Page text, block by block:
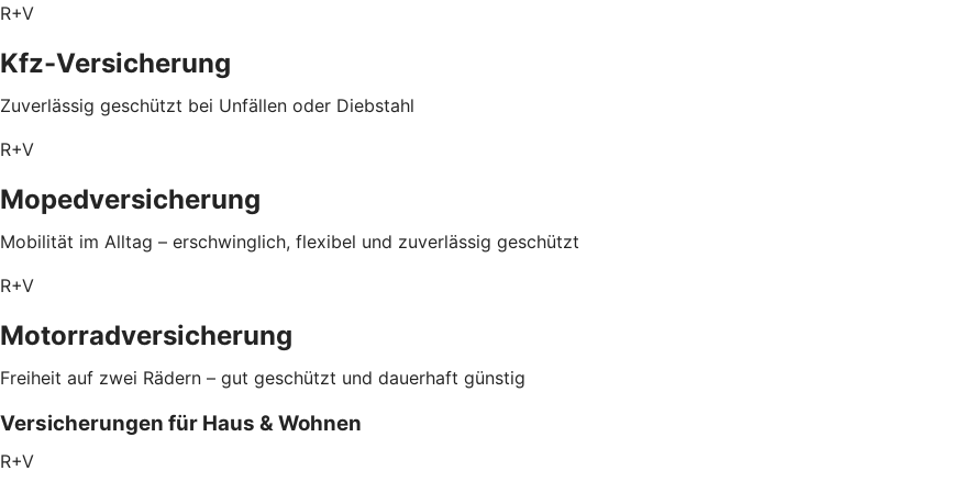
R+V
Kfz-Versicherung
Zuverlässig geschützt bei Unfällen oder Diebstahl
R+V
Mopedversicherung
Mobilität im Alltag – erschwinglich, flexibel und zuverlässig geschützt
R+V
Motorradversicherung
Freiheit auf zwei Rädern – gut geschützt und dauerhaft günstig
Versicherungen für Haus & Wohnen
R+V